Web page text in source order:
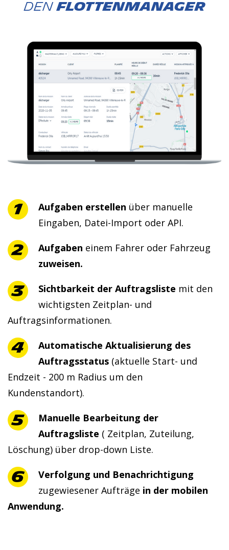
denFLOTTENMANAGER
Aufgaben erstellen über manuelle
Eingaben, Datei-Import oder API.
Aufgaben einem Fahrer oder Fahrzeug
zuweisen.
Sichtbarkeit der Auftragsliste mit den
wichtigsten Zeitplan- und
Auftragsinformationen.
Automatische Aktualisierung des
Auftragsstatus (aktuelle Start- und
Endzeit - 200 m Radius um den
Kundenstandort).
Manuelle Bearbeitung der
Auftragsliste ( Zeitplan, Zuteilung,
Löschung) über drop-down Liste.
Verfolgung und Benachrichtigung
zugewiesener Aufträge in der mobilen
Anwendung.